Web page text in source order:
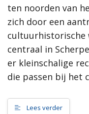
samenleving, dan werkt
aan jouw initiatief!”
Meer informatie
Wat is de
Proces MeetUps
ten noorden van
zich door een
cultuurhistorische
centraal in
er kleinschalige
die passen bij het
Lees verder